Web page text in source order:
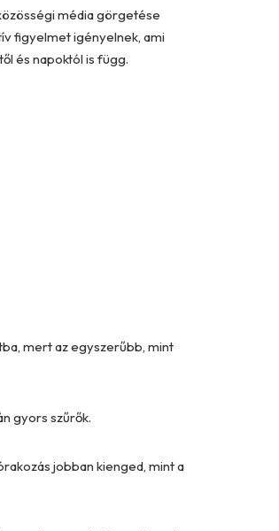
média görgetése
figyelmet igényelnek, ami
és napoktól is függ.
mert az egyszerűbb, mint
gyors szűrők.
jobban kienged, mint a